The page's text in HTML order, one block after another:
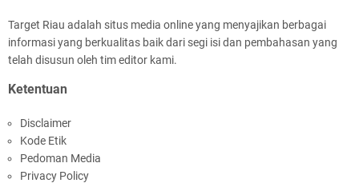
Meranti Ditepungtawari, Sinergi Adat hingga
Green Policing Menguat
Target Riau adalah situs media online yang menyajikan berbagai
informasi yang berkualitas baik dari segi isi dan pembahasan yang
telah disusun oleh tim editor kami.
Ketentuan
Disclaimer
Kode Etik
Pedoman Media
Privacy Policy